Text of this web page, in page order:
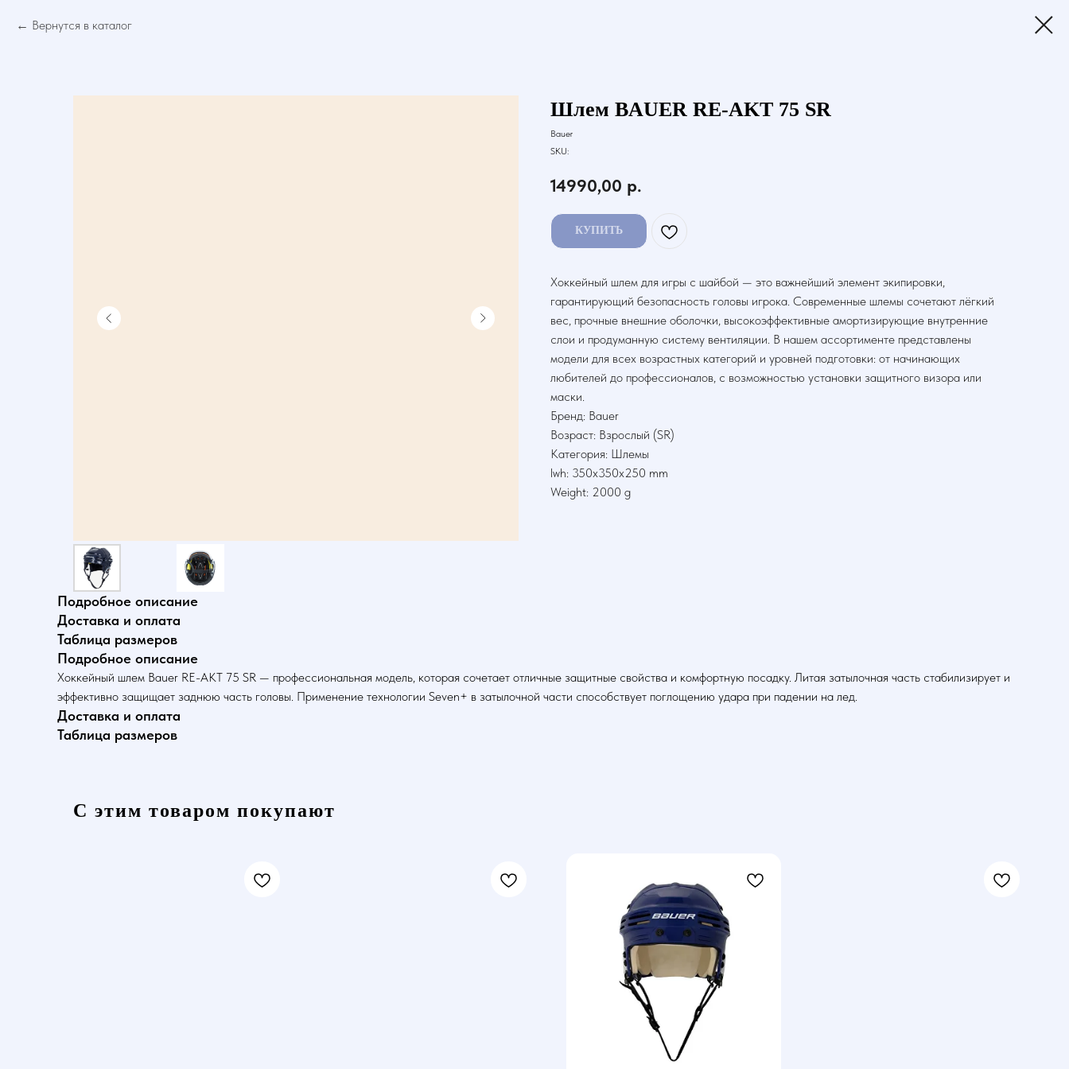
Вернутся в каталог
Шлем BAUER RE-AKT 75 SR
Bauer
SKU:
14990,00 р.
КУПИТЬ
Хоккейный шлем для игры с шайбой — это важнейший элемент экипировки,
гарантирующий безопасность головы игрока. Современные шлемы сочетают лёгкий
вес, прочные внешние оболочки, высокоэффективные амортизирующие внутренние
слои и продуманную систему вентиляции. В нашем ассортименте представлены
модели для всех возрастных категорий и уровней подготовки: от начинающих
любителей до профессионалов, с возможностью установки защитного визора или
маски.
Бренд: Bauer
Возраст: Взрослый (SR)
Категория: Шлемы
lwh: 350x350x250 mm
Weight: 2000 g
Подробное описание
Доставка и оплата
Таблица размеров
Подробное описание
Хоккейный шлем Bauer RE-AKT 75 SR — профессиональная модель, которая сочетает отличные защитные свойства и комфортную посадку. Литая затылочная часть стабилизирует и
эффективно защищает заднюю часть головы. Применение технологии Seven+ в затылочной части способствует поглощению удара при падении на лед.
Доставка и оплата
Таблица размеров
С этим товаром покупают